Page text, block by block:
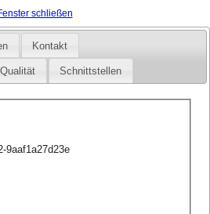
schließen
Kontakt
Qualität Schnittstellen
9aaf1a27d23e